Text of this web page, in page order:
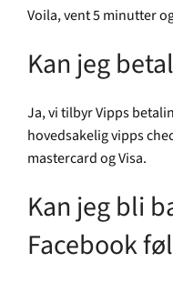
Voila, vent 5 minutter
Kan jeg
Ja, vi tilbyr Vipps
hovedsakelig vipps
mastercard og Visa.
Kan jeg bli
Facebook